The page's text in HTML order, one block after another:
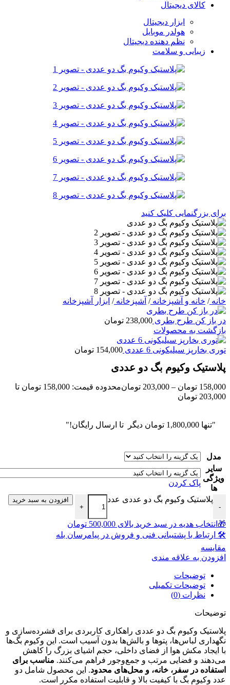
کالای دیجیتال
ابزار دیجیتال
هولدر موبایل
نظم دهنده دیجیتال
زیبایی و سلامت
برای بزرگنمایی کلیک کنید
خانه/ خانه و آشپزخانه/ آشپزخانه/ ابزار آشپزخانه
در باز کن طرح بطری 238,000 تومان
بازگشت به محصولات
توری بخارپز سیلیکونی 6 عددی 154,000 تومان
پلاستیک وکیوم بگ دو عددی
158,000 تومان –
203,000 تومان
محدوده قیمت: 158,000 تومان تا
203,000 تومان
"تنها 1,800,000 تومان دیگر تا ارسال رایگان!"
مدل
سایر
ویژگی
ها
پاک کردن
-
پلاستیک وکیوم بگ دو عددی عدد
+
افزودن به سبد خرید
🎁انتخاب هدیه در سبد خرید بالای 500,000 تومان
🛠 ارتباط با پشتیبانی فنی و فروش در پیامرسان بله
مقايسه
افزودن به علاقه مندی
توضیحات
توضیحات تکمیلی
نظرات (0)
توضیحات
پلاستیک وکیوم بگ دو عددی راهکاری کاربردی برای فشرده‌سازی و
نگهداری لباس‌ها، پتوها و بالش‌ها بدون آسیب است. این وکیوم بگ‌ها
با ایجاد مکش هوا از فضای داخلی، حجم اشیای بزرگ را کاهش
می‌دهند و فضایی مرتب و جمع‌وجور فراهم می‌کنند. مناسب برای
استفاده در سفر، خانه، و محل‌های محدود. این محصول شامل دو
عدد وکیوم بگ با کیفیت بالا و قابلیت استفاده مکرر است.